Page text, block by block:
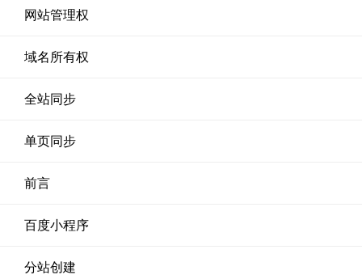
网站管理权
域名所有权
全站同步
单页同步
前言
百度小程序
分站创建